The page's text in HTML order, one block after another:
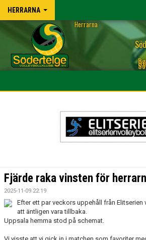
HERRARNA
&
Herrarna
TRUPPEN HERRLAGET & KONTAKT TILL
BILDGALLERI
MATCHER
Fjärde raka vinsten för
2025-11-09 22:19
Efter ett par veckors uppehåll från Elitserien
att äntligen vara tillbaka.
Uppsala hemma stod på schemat.